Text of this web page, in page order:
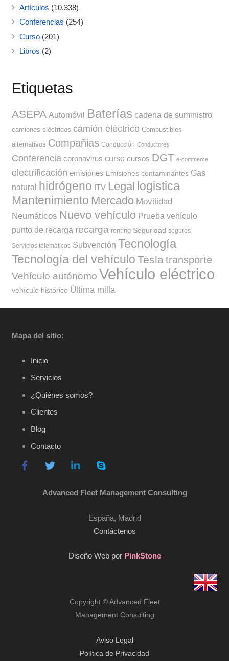
Artículos (10.338)
Conferencias (254)
Curso(201)
Libros (2)
Etiquetas
ASEPA Automóvil Baterías cadena de suministro
camiones eléctricos camión eléctrico Combustibles
alternativos Compañias Conducción Conductores
Conferencia coronavirus curso cursos DGT e-commerce
electrificación emisiones Emisiones contaminantes Gas
natural hidrógeno ITV Legal logistica
Mantenimiento Mercado Movilidad
Neumáticos Nuevo vehículo Prueba vehículo
punto de recarga recarga renting Seguridad seguros
Servicios telemáticos Subvención Tecnología
Tecnología del vehículo Tesla transporte
Vehículo autónomo Vehículo eléctrico
vehículo histórico Última milla
Mapa del sitio:
Inicio
Servicios
¿Quiénes somos?
Clientes
Blog
Contacto
Advanced Fleet Management Consulting
España, Madrid
Contáctenos
Diseño Web por PinkStone
Copyright © Advanced Fleet
Management Consulting
Aviso Legal
Política de Privacidad